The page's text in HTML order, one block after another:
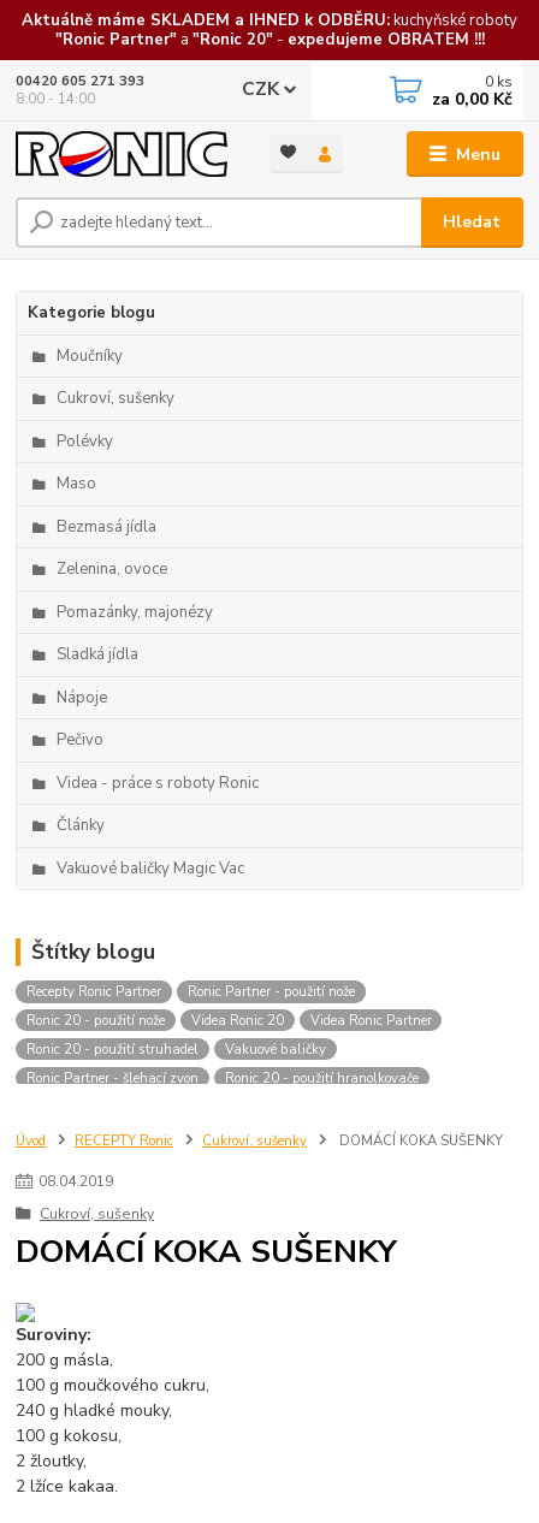
Aktuálně máme SKLADEM a IHNED k ODBĚRU:kuchyňské roboty
"Ronic Partner"a "Ronic 20"- expedujeme OBRATEM !!!
Menu
CZK
Hledat
00420 605 271 393
8:00 - 14:00
0 ks
za 0,00 Kč
Kategorie blogu
Moučníky
Cukroví, sušenky
Polévky
Maso
Bezmasá jídla
Zelenina, ovoce
Pomazánky, majonézy
Sladká jídla
Nápoje
Pečivo
Videa - práce s roboty Ronic
Články
Vakuové baličky Magic Vac
Štítky blogu
Recepty Ronic Partner
Ronic Partner - použití nože
Ronic 20 - použití nože
Videa Ronic 20
Videa Ronic Partner
Ronic 20 - použití struhadel
Vakuové baličky
Ronic Partner - šlehací zvon
Ronic 20 - použití hranolkovače
Úvod RECEPTY Ronic Cukroví, sušenky DOMÁCÍ KOKA SUŠENKY
08.04.2019
Cukroví, sušenky
DOMÁCÍ KOKA SUŠENKY
Suroviny:
200 g másla,
100 g moučkového cukru,
240 g hladké mouky,
100 g kokosu,
2 žloutky,
2 lžíce kakaa.